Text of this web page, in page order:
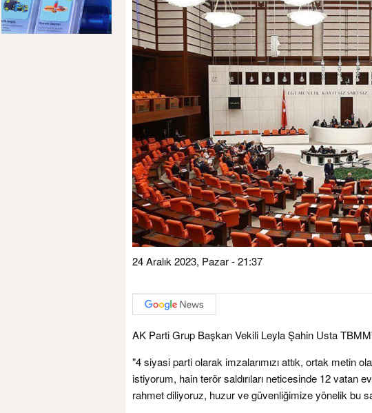
24 Aralık 2023, Pazar - 21:37
AK Parti Grup Başkan Vekili Leyla Şahin Usta
"4 siyasi parti olarak imzalarımızı attık, ortak metin
istiyorum, hain terör saldırıları neticesinde 12 vatan
rahmet diliyoruz, huzur ve güvenliğimize yönelik bu